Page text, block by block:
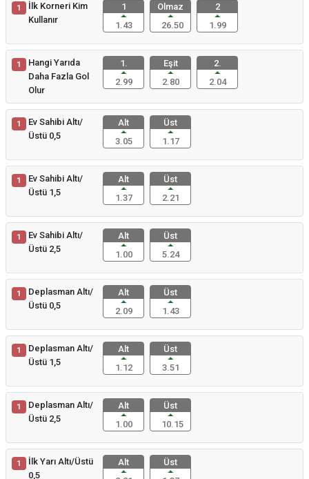
1
İlk Korneri Kim
Kullanır
1
1.43
Olmaz
26.50
2
1.99
1
Hangi Yarıda
Daha Fazla Gol
Olur
1.
2.99
Eşit
2.80
2.
2.04
1
Ev Sahibi Altı/
Üstü 0,5
Alt
3.05
Üst
1.17
1
Ev Sahibi Altı/
Üstü 1,5
Alt
1.37
Üst
2.21
1
Ev Sahibi Altı/
Üstü 2,5
Alt
1.00
Üst
5.24
1
Deplasman Altı/
Üstü 0,5
Alt
2.09
Üst
1.43
1
Deplasman Altı/
Üstü 1,5
Alt
1.12
Üst
3.51
1
Deplasman Altı/
Üstü 2,5
Alt
1.00
Üst
10.15
1
İlk Yarı Altı/Üstü
0,5
Alt
Üst